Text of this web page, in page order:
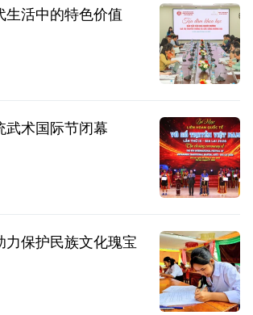
生活中的特色价值
武术国际节闭幕
力保护民族文化瑰宝